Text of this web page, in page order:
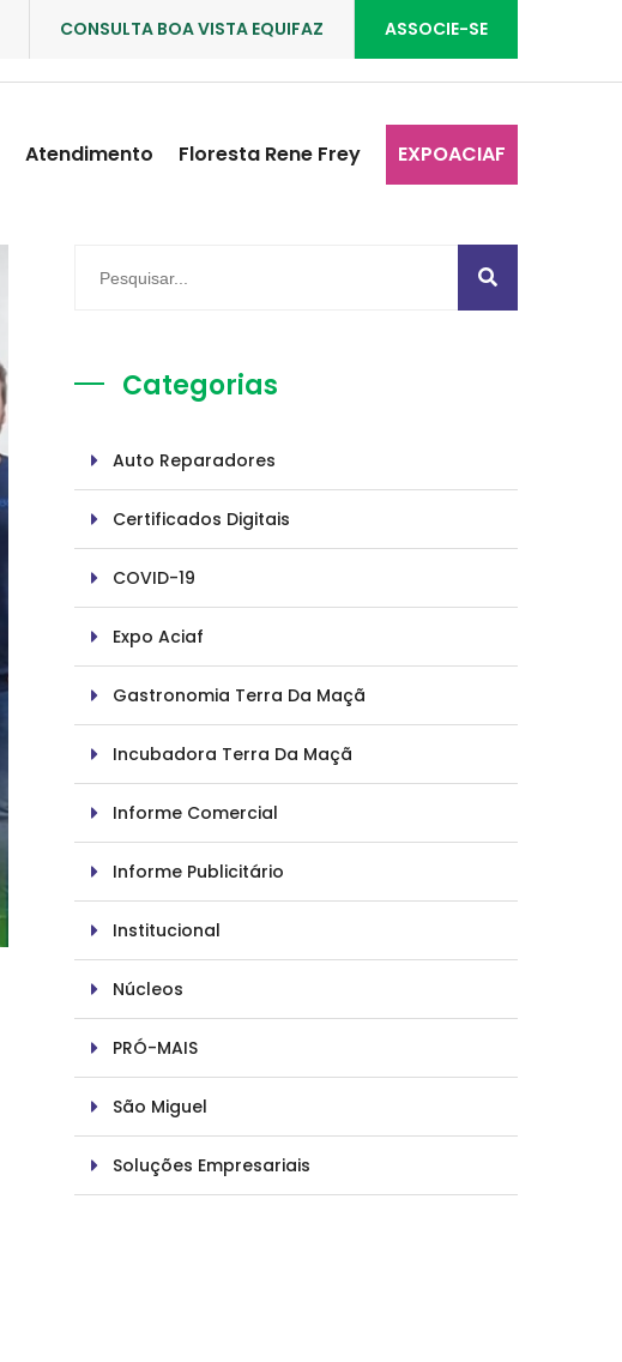
ASSOCIE-SE
CONSULTA BOA VISTA EQUIFAZ
Atendimento Floresta Rene Frey EXPOACIAF
Categorias
Auto Reparadores
Certificados Digitais
COVID-19
Expo Aciaf
Gastronomia Terra Da Maçã
Incubadora Terra Da Maçã
Informe Comercial
Informe Publicitário
Institucional
Núcleos
PRÓ-MAIS
São Miguel
Soluções Empresariais